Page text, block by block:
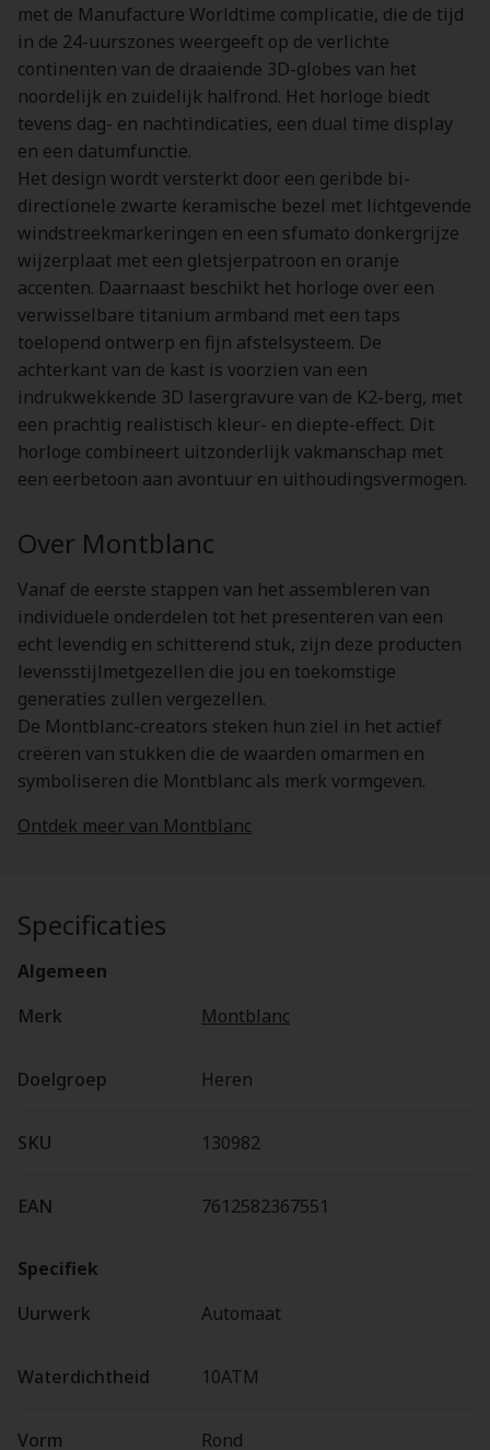
met de Manufacture Worldtime complicatie, die de tijd
in de 24-uurszones weergeeft op de verlichte
continenten van de draaiende 3D-globes van het
noordelijk en zuidelijk halfrond. Het horloge biedt
tevens dag- en nachtindicaties, een dual time display
en een datumfunctie.
Het design wordt versterkt door een geribde bi-
directionele zwarte keramische bezel met lichtgevende
windstreekmarkeringen en een sfumato donkergrijze
wijzerplaat met een gletsjerpatroon en oranje
accenten. Daarnaast beschikt het horloge over een
verwisselbare titanium armband met een taps
toelopend ontwerp en fijn afstelsysteem. De
achterkant van de kast is voorzien van een
indrukwekkende 3D lasergravure van de K2-berg, met
een prachtig realistisch kleur- en diepte-effect. Dit
horloge combineert uitzonderlijk vakmanschap met
een eerbetoon aan avontuur en uithoudingsvermogen.
Over Montblanc
Vanaf de eerste stappen van het assembleren van
individuele onderdelen tot het presenteren van een
echt levendig en schitterend stuk, zijn deze producten
levensstijlmetgezellen die jou en toekomstige
generaties zullen vergezellen.
De Montblanc-creators steken hun ziel in het actief
creëren van stukken die de waarden omarmen en
symboliseren die Montblanc als merk vormgeven.
Ontdek meer van Montblanc
Specificaties
Algemeen
Merk
Montblanc
Doelgroep Heren
SKU 130982
EAN 7612582367551
Specifiek
Uurwerk
Automaat
Waterdichtheid 10ATM
Vorm Rond